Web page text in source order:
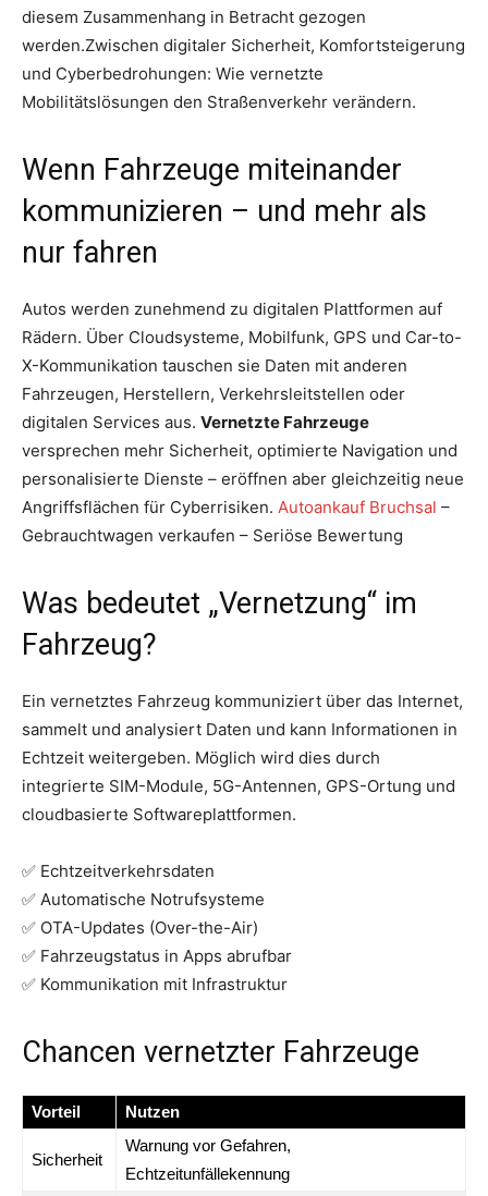
diesem Zusammenhang in Betracht gezogen
werden.Zwischen digitaler Sicherheit, Komfortsteigerung
und Cyberbedrohungen: Wie vernetzte
Mobilitätslösungen den Straßenverkehr verändern.
Wenn Fahrzeuge miteinander
kommunizieren – und mehr als
nur fahren
Autos werden zunehmend zu digitalen Plattformen auf
Rädern. Über Cloudsysteme, Mobilfunk, GPS und Car-to-
X-Kommunikation tauschen sie Daten mit anderen
Fahrzeugen, Herstellern, Verkehrsleitstellen oder
digitalen Services aus. Vernetzte Fahrzeuge
versprechen mehr Sicherheit, optimierte Navigation und
personalisierte Dienste – eröffnen aber gleichzeitig neue
Angriffsflächen für Cyberrisiken. Autoankauf Bruchsal –
Gebrauchtwagen verkaufen – Seriöse Bewertung
Was bedeutet „Vernetzung“ im
Fahrzeug?
Ein vernetztes Fahrzeug kommuniziert über das Internet,
sammelt und analysiert Daten und kann Informationen in
Echtzeit weitergeben. Möglich wird dies durch
integrierte SIM-Module, 5G-Antennen, GPS-Ortung und
cloudbasierte Softwareplattformen.
✅ Echtzeitverkehrsdaten
✅ Automatische Notrufsysteme
✅ OTA-Updates (Over-the-Air)
✅ Fahrzeugstatus in Apps abrufbar
✅ Kommunikation mit Infrastruktur
Chancen vernetzter Fahrzeuge
Vorteil Nutzen
Sicherheit
Warnung vor Gefahren,
Echtzeitunfällekennung